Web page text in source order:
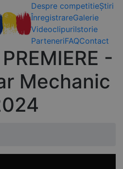
Despre competitieȘtiri
ÎnregistrareGalerie
VideoclipuriIstorie
ParteneriFAQContact
-
Mechanic